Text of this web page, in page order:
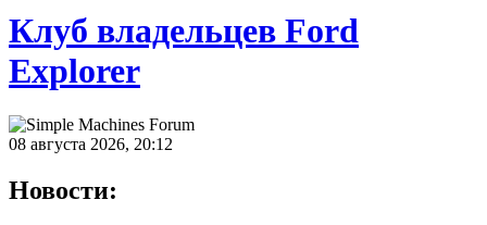
Клуб владельцев Ford
Explorer
08 августа 2026, 20:12
Новости: